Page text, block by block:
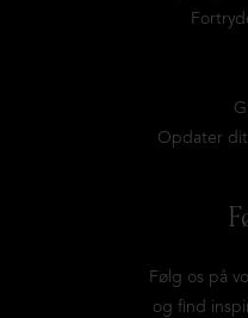
Opdater dit
Følg os på
og find